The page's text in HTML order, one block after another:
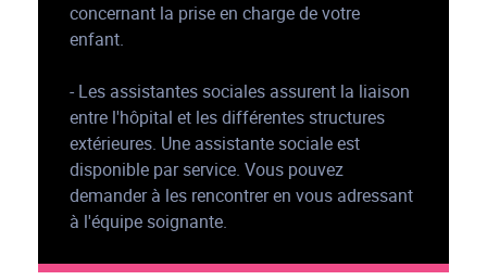
concernant la prise en charge de votre
enfant.
- Les assistantes sociales assurent la liaison
entre l'hôpital et les différentes structures
extérieures. Une assistante sociale est
disponible par service. Vous pouvez
demander à les rencontrer en vous adressant
à l'équipe soignante.